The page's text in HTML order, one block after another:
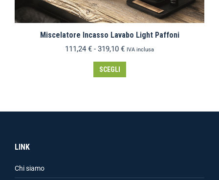
Miscelatore Incasso Lavabo Light Paffoni
111,24 € - 319,10 € IVA inclusa
SCEGLI
LINK
Chi siamo